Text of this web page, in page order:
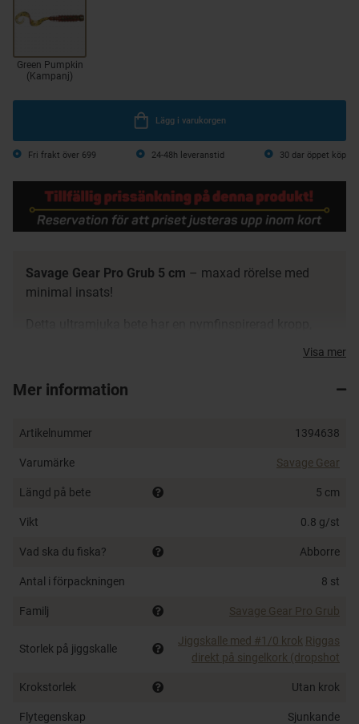
Green Pumpkin
(Kampanj)
Lägg i varukorgen
Fri frakt över 699 24-48h leveranstid 30 dar öppet köp
Savage Gear Pro Grub 5 cm – maxad rörelse med
minimal insats!
livlig gång även vid långsam invevning. Perfekt för
dropshot, små jiggskallar eller finesse-riggar. Doftsatt
8-pack – flera färger tillgängliga
Supermjuk och flexibel plast
Ryggslits för offset-krok
Visa mer
Mer information
Artikelnummer 1394638
Varumärke Savage Gear
Längd på bete 5 cm
Vikt 0.8 g/st
Vad ska du fiska? Abborre
Antal i förpackningen 8 st
Familj Savage Gear Pro Grub
Storlek på jiggskalle
Jiggskalle med #1/0 krok Riggas
direkt på singelkork (dropshot
Krokstorlek Utan krok
Flytegenskap Sjunkande